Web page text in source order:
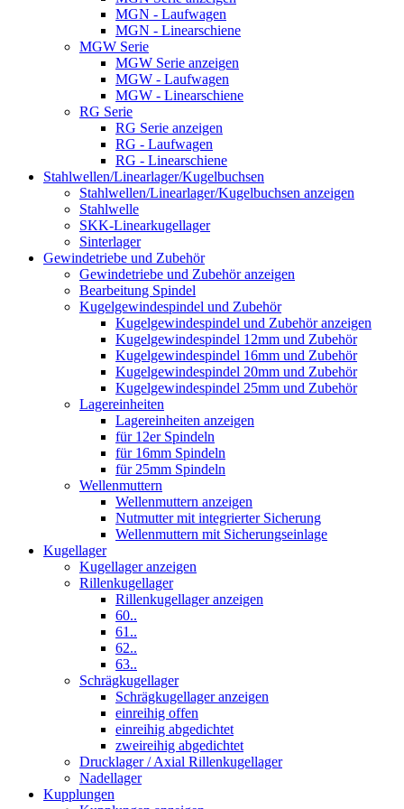
MGN - Laufwagen
MGN - Linearschiene
MGW Serie
MGW Serie anzeigen
MGW - Laufwagen
MGW - Linearschiene
RG Serie
RG Serie anzeigen
RG - Laufwagen
RG - Linearschiene
Stahlwellen/Linearlager/Kugelbuchsen
Stahlwellen/Linearlager/Kugelbuchsen anzeigen
Stahlwelle
SKK-Linearkugellager
Sinterlager
Gewindetriebe und Zubehör
Gewindetriebe und Zubehör anzeigen
Bearbeitung Spindel
Kugelgewindespindel und Zubehör
Kugelgewindespindel und Zubehör anzeigen
Kugelgewindespindel 12mm und Zubehör
Kugelgewindespindel 16mm und Zubehör
Kugelgewindespindel 20mm und Zubehör
Kugelgewindespindel 25mm und Zubehör
Lagereinheiten
Lagereinheiten anzeigen
für 12er Spindeln
für 16mm Spindeln
für 25mm Spindeln
Wellenmuttern
Wellenmuttern anzeigen
Nutmutter mit integrierter Sicherung
Wellenmuttern mit Sicherungseinlage
Kugellager
Kugellager anzeigen
Rillenkugellager
Rillenkugellager anzeigen
60..
61..
62..
63..
Schrägkugellager
Schrägkugellager anzeigen
einreihig offen
einreihig abgedichtet
zweireihig abgedichtet
Drucklager / Axial Rillenkugellager
Nadellager
Kupplungen